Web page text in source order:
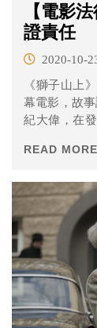
【電影
證責任
2020-10-
《獅子山上
幕電影，故
紀大偉，在
他重新了解
READ MORE